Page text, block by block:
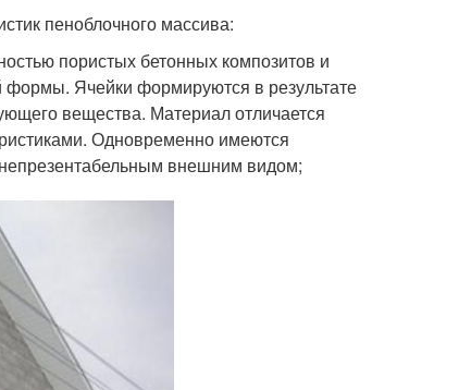
пеноблочного массива:
пористых бетонных композитов и
формы. Ячейки формируются в результате
вещества. Материал отличается
Одновременно имеются
внешним видом;